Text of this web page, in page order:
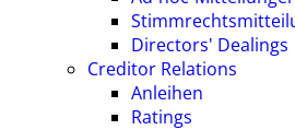
Directors' Dealings
Creditor Relations
Anleihen
Ratings